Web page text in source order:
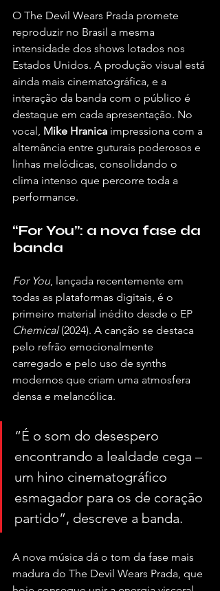
O The Devil Wears Prada promete
reproduzir no Brasil a mesma
intensidade dos shows lotados nos
Estados Unidos. A produção visual está
ainda mais cinematográfica, e a
interação da banda com o público é
destaque em cada apresentação. No
vocal, Mike Hranica impressiona com a
alternância entre guturais poderosos e
linhas melódicas, consolidando o
clima intenso que percorre toda a
performance.
“For You”: a nova fase da
banda
For You, lançada recentemente em
todas as plataformas digitais, é o
primeiro material inédito desde o EP
Chemical (2024). A canção se destaca
pelo refrão emocionalmente
carregado e pelo uso de synths
modernos que criam uma atmosfera
densa e melancólica.
“É o som do desespero
encontrando a lealdade cega –
um hino cinematográfico
esmagador para os de coração
partido”, descreve a banda.
A nova música dá o tom da fase mais
madura do The Devil Wears Prada, que